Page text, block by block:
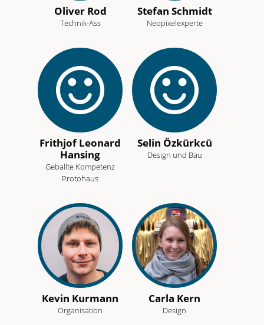
Oliver Rod
Technik-Ass
Stefan Schmidt
Neopixelexperte
Frithjof Leonard
Hansing
Geballte Kompetenz
Protohaus
Selin Özkürkcü
Design und Bau
Kevin Kurmann
Organisation
Carla Kern
Design